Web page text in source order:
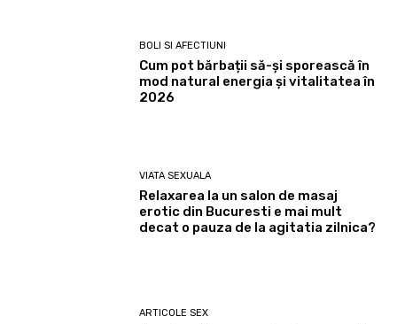
BOLI SI AFECTIUNI
Cum pot bărbații să-și sporească în
mod natural energia și vitalitatea în
2026
VIATA SEXUALA
Relaxarea la un salon de masaj
erotic din Bucuresti e mai mult
decat o pauza de la agitatia zilnica?
ARTICOLE SEX